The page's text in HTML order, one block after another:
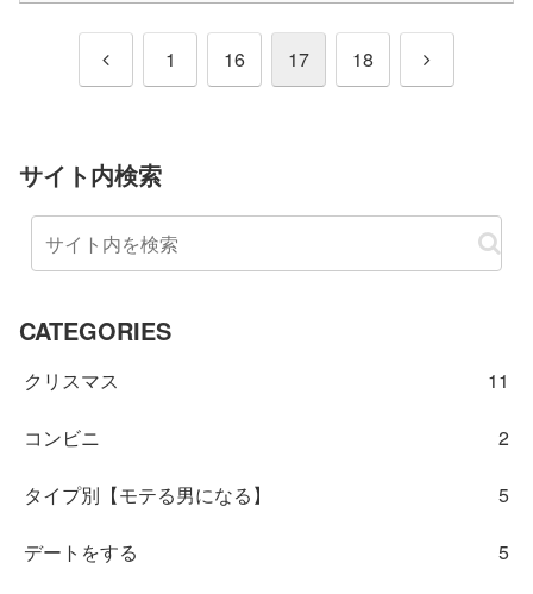
前
1 16 17 18
次
サイト内検索
CATEGORIES
クリスマス 11
コンビニ 2
タイプ別【モテる男になる】 5
デートをする 5